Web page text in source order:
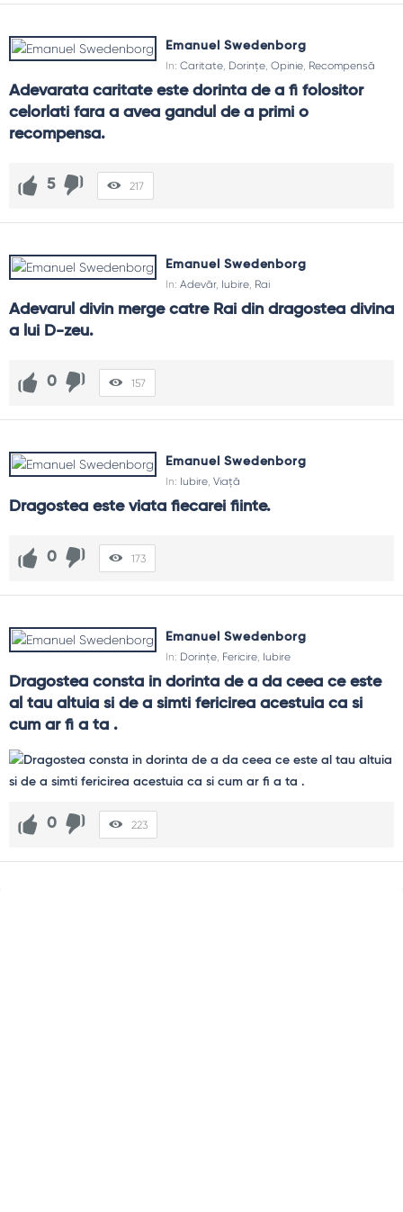
Emanuel Swedenborg
In: Caritate Dorințe Opinie Recompensă
Adevarata caritate este dorinta de a fi folositor
celorlati fara a avea gandul de a primi o
recompensa.
5 217
Emanuel Swedenborg
In: Adevăr, Iubire Rai
Adevarul divin merge catre Rai din dragostea divina
a lui D-zeu.
0 157
Emanuel Swedenborg
In: Iubire Viață
Dragostea este viata fiecarei fiinte.
0 173
Emanuel Swedenborg
In: Dorințe Fericire Iubire
Dragostea consta in dorinta de a da ceea ce este
al tau altuia si de a simti fericirea acestuia ca si
cum ar fi a ta .
0 223